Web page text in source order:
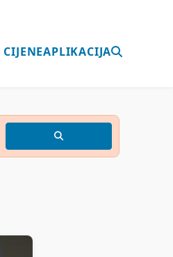
APLIKACIJA